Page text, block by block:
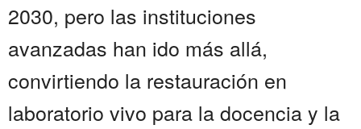
2030, pero las instituciones
avanzadas han ido más allá,
convirtiendo la restauración en
laboratorio vivo para la docencia y la